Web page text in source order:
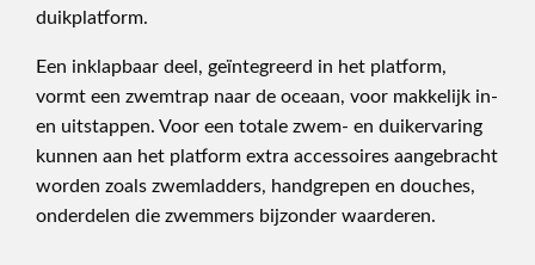
duikplatform.
Een inklapbaar deel, geïntegreerd in het platform,
vormt een zwemtrap naar de oceaan, voor makkelijk in-
en uitstappen. Voor een totale zwem- en duikervaring
kunnen aan het platform extra accessoires aangebracht
worden zoals zwemladders, handgrepen en douches,
onderdelen die zwemmers bijzonder waarderen.